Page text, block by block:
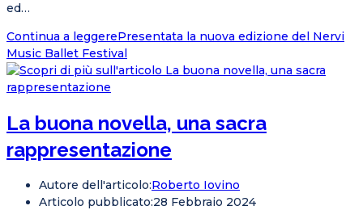
ed…
Continua a leggerePresentata la nuova edizione del Nervi
Music Ballet Festival
La buona novella, una sacra
rappresentazione
Autore dell'articolo:Roberto Iovino
Articolo pubblicato:28 Febbraio 2024